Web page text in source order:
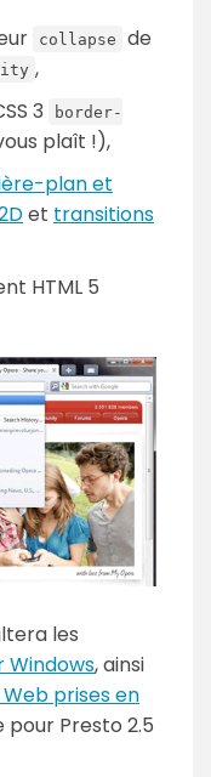
collapse
de
,
3
border-
plaît !),
plan et
et transitions
HTML 5
les
Windows, ainsi
prises en
pour Presto 2.5